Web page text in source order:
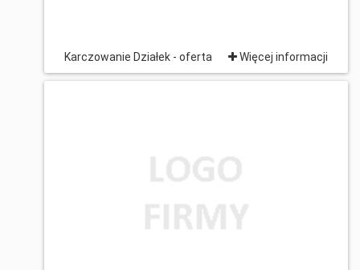
Karczowanie Działek - oferta Więcej informacji